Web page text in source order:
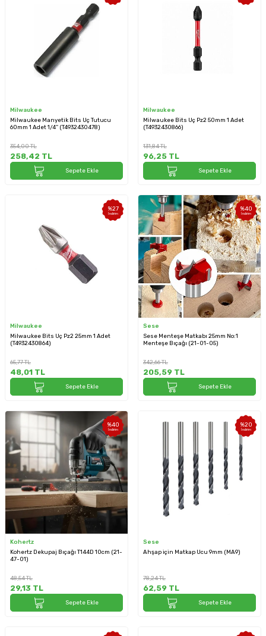
Milwaukee
Milwaukee Manyetik Bits Uç Tutucu
60mm 1 Adet 1/4'' (T4932430478)
354,00TL
258,42 TL
Sepete Ekle
Milwaukee
Milwaukee Bits Uç Pz2 50mm 1 Adet
(T4932430866)
131,84TL
96,25 TL
Sepete Ekle
%27
İndirim
Milwaukee
Milwaukee Bits Uç Pz2 25mm 1 Adet
(T4932430864)
65,77TL
48,01 TL
Sepete Ekle
%40
İndirim
Sese
Sese Menteşe Matkabı 25mm No:1
Menteşe Bıçağı (21-01-05)
342,66TL
205,59 TL
Sepete Ekle
%40
İndirim
Kohertz
Kohertz Dekupaj Bıçağı T144D 10cm (21-
47-01)
48,54TL
29,13 TL
Sepete Ekle
%20
İndirim
Sese
Ahşap için Matkap Ucu 9mm (MA9)
78,24TL
62,59 TL
Sepete Ekle